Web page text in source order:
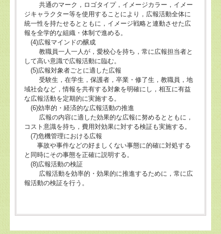
共通のマーク，ロゴタイプ，イメージカラー，イメー
ジキャラクター等を使用することにより，広報活動全体に
統一性を持たせるとともに，イメージ戦略と連動させた広
報を全学的な組織・体制で進める。
(4)広報マインドの醸成
教職員一人一人が，愛校心を持ち，常に広報担当者と
して高い意識で広報活動に臨む。
(5)広報対象者ごとに適した広報
受験生，在学生，保護者，卒業・修了生，教職員，地
域社会など，情報を共有する対象を明確にし，相互に有益
な広報活動を定期的に実施する。
(6)効率的・経済的な広報活動の推進
広報の内容に適した効果的な広報に努めるとともに，
コスト意識を持ち，費用対効果に対する検証も実施する。
(7)危機管理における広報
事故や事件などの好ましくない事態に的確に対処する
と同時にその事態を正確に説明する。
(8)広報活動の検証
広報活動を効率的・効果的に推進するために，常に広
報活動の検証を行う。